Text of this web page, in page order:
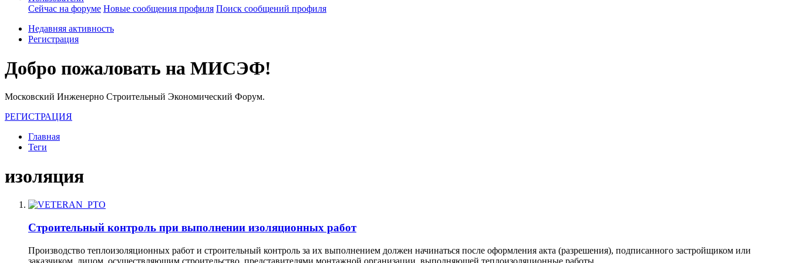
Сейчас на форуме Новые сообщения профиля Поиск сообщений профиля
Недавняя активность
Регистрация
Добро пожаловать на МИСЭФ!
Московский Инженерно Строительный Экономический Форум.
РЕГИСТРАЦИЯ
Главная
Теги
изоляция
Строительный контроль при выполнении изоляционных работ
Производство теплоизоляционных работ и строительный контроль за их выполнением должен начинаться после оформления акта (разрешения), подписанного застройщиком или
заказчиком, лицом, осуществляющим строительство, представителями монтажной организации, выполняющей теплоизоляционные работы...